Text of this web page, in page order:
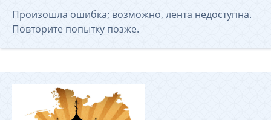
Произошла ошибка; возможно, лента недоступна.
Повторите попытку позже.